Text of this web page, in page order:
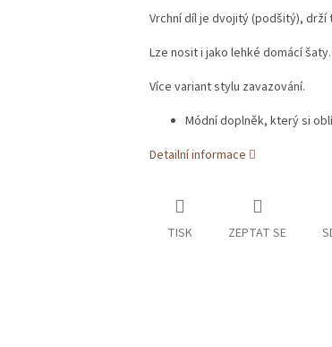
Vrchní díl je dvojitý (podšitý),
Lze nosit i jako lehké domácí šaty.
Více variant stylu zavazování.
Módní doplněk, který si
Detailní informace
TISK ZEPTAT SE